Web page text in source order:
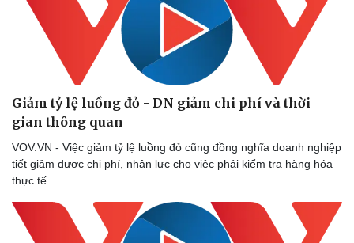
Giảm tỷ lệ luồng đỏ - DN giảm chi phí và thời
gian thông quan
VOV.VN - Việc giảm tỷ lệ luồng đỏ cũng đồng nghĩa doanh nghiệp
tiết giảm được chi phí, nhân lực cho việc phải kiểm tra hàng hóa
thực tế.